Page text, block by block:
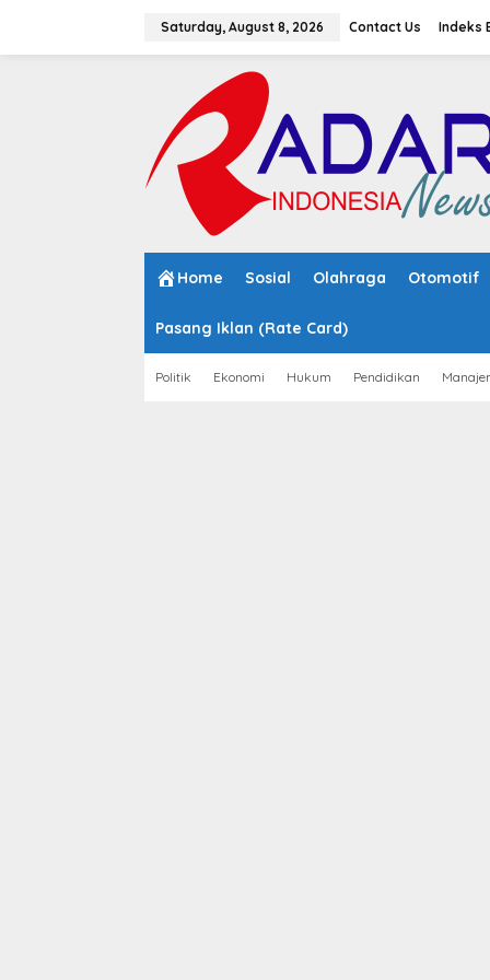
Saturday, August 8, 2026 Contact Us Indeks
Home Sosial Olahraga Otomotif
Pasang Iklan (Rate Card)
Politik Ekonomi Hukum Pendidikan